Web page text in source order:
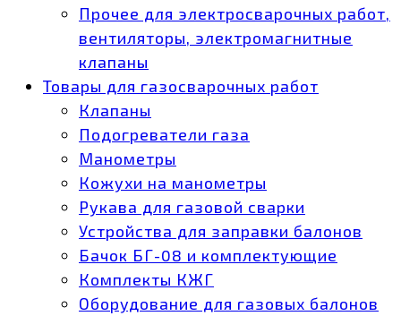
Прочее для электросварочных работ,
вентиляторы, электромагнитные
клапаны
Товары для газосварочных работ
Клапаны
Подогреватели газа
Манометры
Кожухи на манометры
Рукава для газовой сварки
Устройства для заправки балонов
Бачок БГ-08 и комплектующие
Комплекты КЖГ
Оборудование для газовых балонов